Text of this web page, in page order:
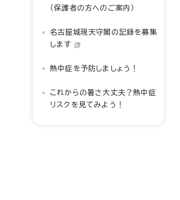
（保護者の方へのご案内）
名古屋城現天守閣の記録を募集
します
熱中症を予防しましょう！
これからの暑さ大丈夫？熱中症
リスクを見てみよう！